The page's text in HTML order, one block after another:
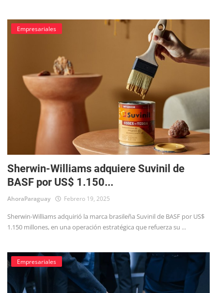
Empresariales
Sherwin-Williams adquiere Suvinil de
BASF por US$ 1.150...
AhoraParaguay Febrero 19, 2025
Sherwin-Williams adquirió la marca brasileña Suvinil de BASF por US$
1.150 millones, en una operación estratégica que refuerza su ...
Empresariales